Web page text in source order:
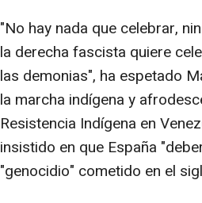
"No hay nada que celebrar,
la derecha fascista quiere
las demonias", ha espetado
la marcha indígena y
Resistencia Indígena en
insistido en que España
"genocidio" cometido en el